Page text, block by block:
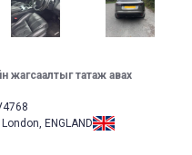
жагсаалтыг татаж авах
London, ENGLAND